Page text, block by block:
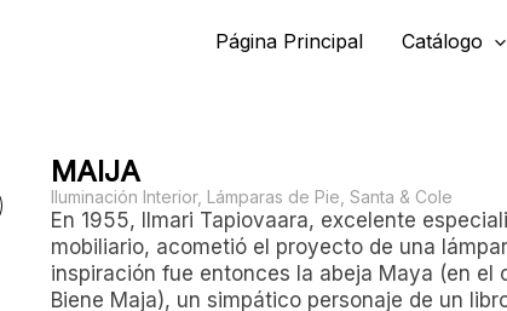
Página Principal Catálogo
MAIJA
Iluminación Interior, Lámparas de Pie Santa & Cole
En 1955, Ilmari Tapiovaara, excelente
mobiliario, acometió el proyecto de una
inspiración fue entonces la abeja Maya (en el
Biene Maja), un simpático personaje de un